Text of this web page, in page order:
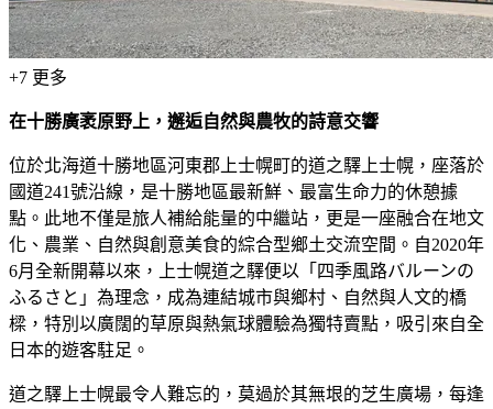
+7 更多
在十勝廣袤原野上，邂逅自然與農牧的詩意交響
位於北海道十勝地區河東郡上士幌町的道之驛上士幌，座落於
國道241號沿線，是十勝地區最新鮮、最富生命力的休憩據
點。此地不僅是旅人補給能量的中繼站，更是一座融合在地文
化、農業、自然與創意美食的綜合型鄉土交流空間。自2020年
6月全新開幕以來，上士幌道之驛便以「四季風路バルーンの
ふるさと」為理念，成為連結城市與鄉村、自然與人文的橋
樑，特別以廣闊的草原與熱氣球體驗為獨特賣點，吸引來自全
日本的遊客駐足。
道之驛上士幌最令人難忘的，莫過於其無垠的芝生廣場，每逢